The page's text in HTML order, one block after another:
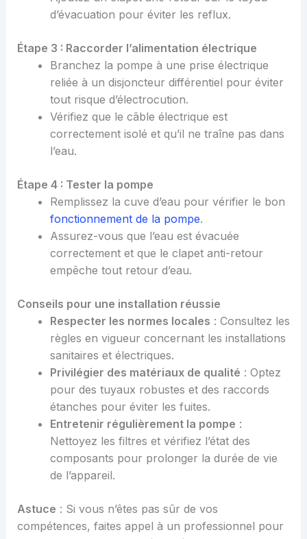
d’évacuation pour éviter les reflux.
Étape 3 : Raccorder l’alimentation électrique
Branchez la pompe à une prise électrique
reliée à un disjoncteur différentiel pour éviter
tout risque d’électrocution.
Vérifiez que le câble électrique est
correctement isolé et qu’il ne traîne pas dans
l’eau.
Étape 4 : Tester la pompe
Remplissez la cuve d’eau pour vérifier le bon
fonctionnement de la pompe.
Assurez-vous que l’eau est évacuée
correctement et que le clapet anti-retour
empêche tout retour d’eau.
Conseils pour une installation réussie
Respecter les normes locales : Consultez les
règles en vigueur concernant les installations
sanitaires et électriques.
Privilégier des matériaux de qualité : Optez
pour des tuyaux robustes et des raccords
étanches pour éviter les fuites.
Entretenir régulièrement la pompe :
Nettoyez les filtres et vérifiez l’état des
composants pour prolonger la durée de vie
de l’appareil.
Astuce : Si vous n’êtes pas sûr de vos
compétences, faites appel à un professionnel pour